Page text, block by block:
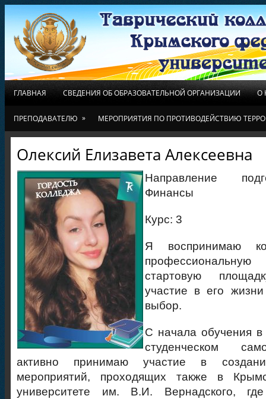
ГЛАВНАЯ СВЕДЕНИЯ ОБ ОБРАЗОВАТЕЛЬНОЙ ОРГАНИЗАЦИИ О
ПРЕПОДАВАТЕЛЮ » МЕРОПРИЯТИЯ ПО ПРОТИВОДЕЙСТВИЮ
Олексий Елизавета Алексеевна
Направление
Финансы
Курс: 3
Я воспринимаю
стартовую
участие в его
выбор.
С начала обучения
студенческом
активно принимаю участие в
мероприятий, проходящих также в
университете им. В.И. Вернадского,